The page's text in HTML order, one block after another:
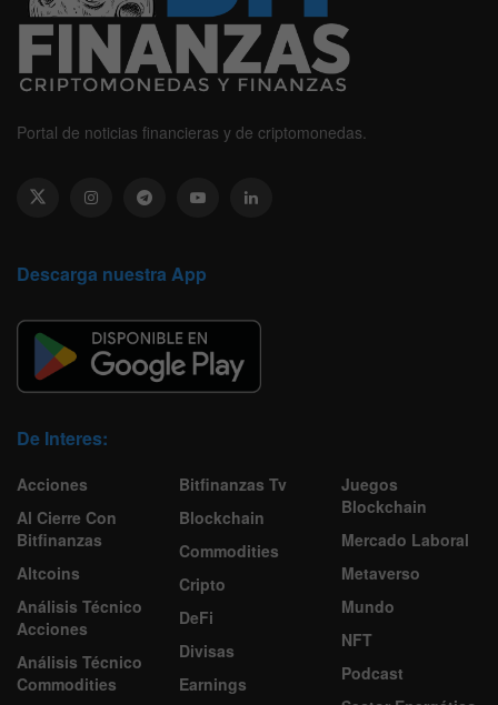
Portal de noticias financieras y de criptomonedas.
Descarga nuestra App
De Interes:
Acciones
Al Cierre Con
Bitfinanzas
Altcoins
Análisis Técnico
Acciones
Análisis Técnico
Commodities
Bitfinanzas Tv
Blockchain
Commodities
Cripto
DeFi
Divisas
Earnings
Juegos
Blockchain
Mercado Laboral
Metaverso
Mundo
NFT
Podcast